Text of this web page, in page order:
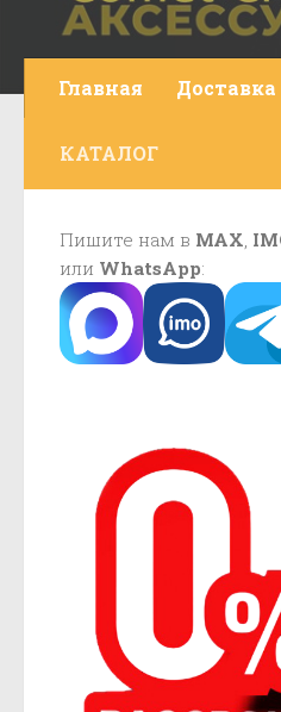
Главная
КАТАЛОГ
Пишите нам в MAX
или WhatsApp: